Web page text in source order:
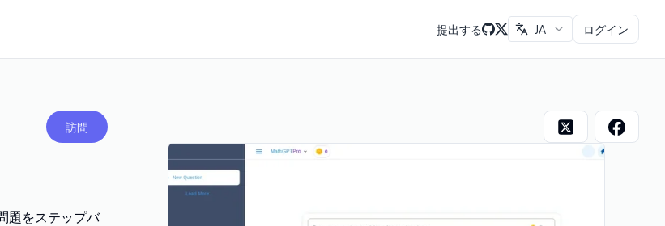
提出する JA ログイン
訪問
題をステップバ